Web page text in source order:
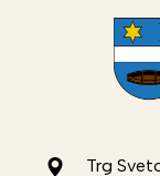
Trg